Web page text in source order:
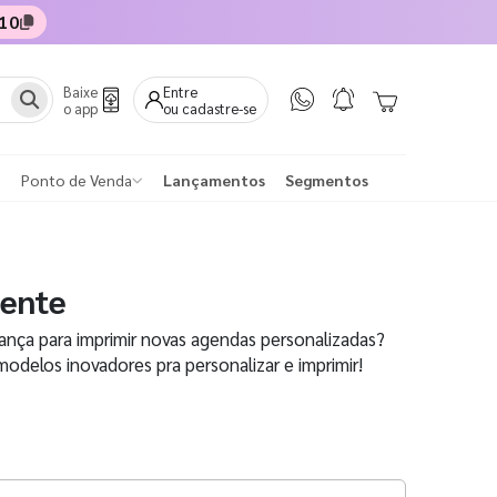
Baixe
o app
Entre
ou cadastre-se
Ponto de Venda Lançamentos Segmentos
para imprimir novas agendas personalizadas?
inovadores pra personalizar e imprimir!